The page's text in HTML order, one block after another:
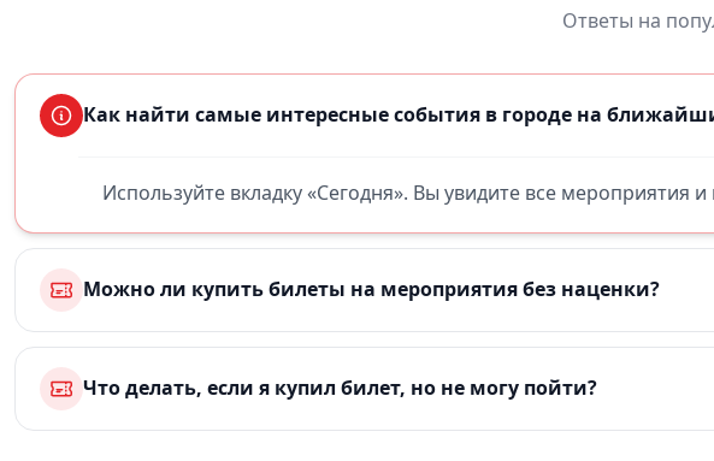
Ответы на
Как найти самые интересные события в городе на
Используйте вкладку «Сегодня». Вы увидите все мероприятия
Можно ли купить билеты на мероприятия без наценки?
Что делать, если я купил билет, но не могу пойти?